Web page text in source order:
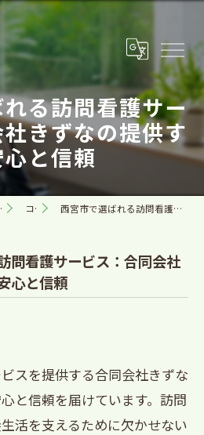
る訪問看護サー
きずなの提供す
と信頼
コラム 西宮市で選ばれる訪問看護サービス：合同会社きずなの提供する安心と信頼
問看護サービス：合同会社
心と信頼
スを提供する合同会社きずな
と信頼を届けています。訪問
活を支えるために欠かせない